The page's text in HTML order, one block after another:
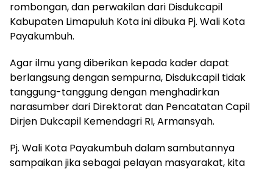
rombongan, dan perwakilan dari Disdukcapil
Kabupaten Limapuluh Kota ini dibuka Pj. Wali Kota
Payakumbuh.
Agar ilmu yang diberikan kepada kader dapat
berlangsung dengan sempurna, Disdukcapil tidak
tanggung-tanggung dengan menghadirkan
narasumber dari Direktorat dan Pencatatan Capil
Dirjen Dukcapil Kemendagri RI, Armansyah.
Pj. Wali Kota Payakumbuh dalam sambutannya
sampaikan jika sebagai pelayan masyarakat, kita